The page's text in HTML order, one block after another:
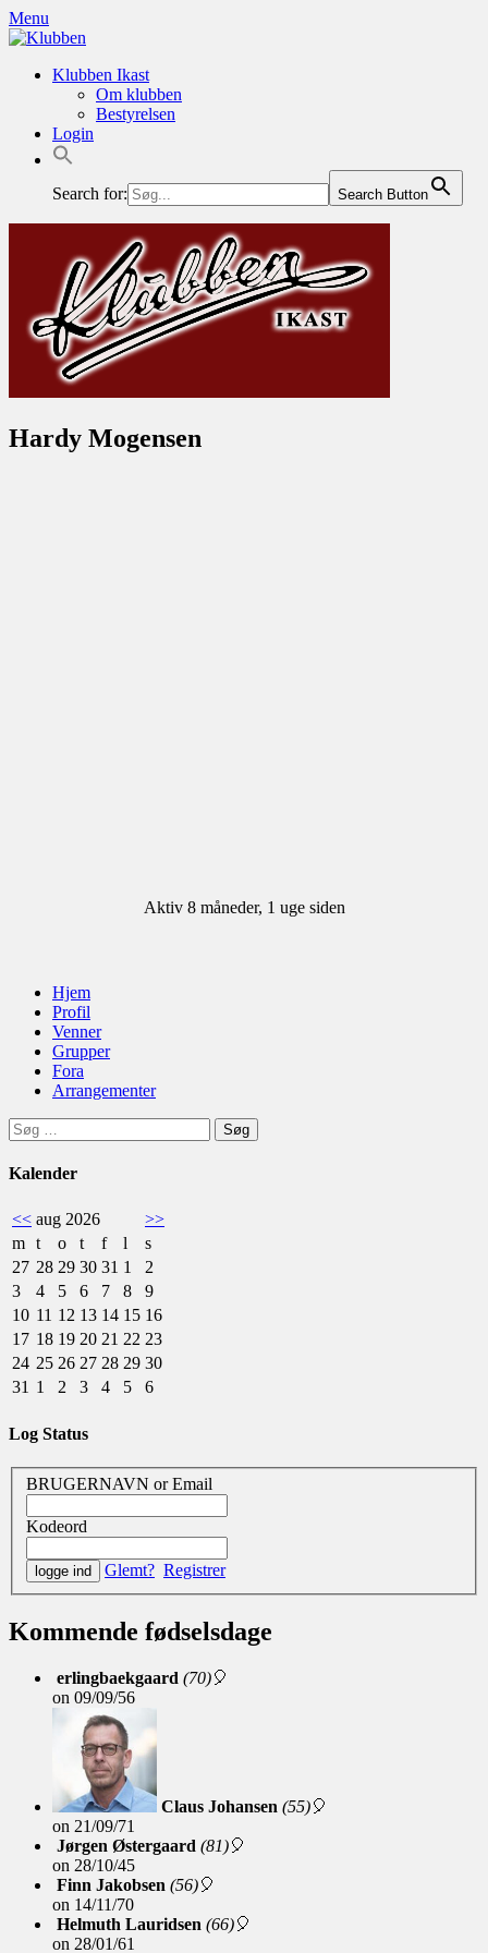
Skip
to
Skip
to
Menu
Klubben Ikast
Om klubben
Bestyrelsen
Login
Search for: Search Button
Hardy Mogensen
Aktiv 8 måneder, 1 uge siden
Hjem
Profil
Venner
Grupper
Fora
Arrangementer
Søg
efter:
Kalender
<< aug 2026
>>
m t o t f l
s
27 28 29 30 31 1
2
3
4 5 6 7 8
9
10 11 12 13 14 15 16
17 18 19 20 21 22 23
24 25 26 27 28 29 30
31 1 2 3 4 5 6
Log Status
BRUGERNAVN or Email
Kodeord
Glemt? Registrer
Kommende fødselsdage
erlingbaekgaard (70)🎈
on 09/09/56
Claus Johansen (55)🎈
on 21/09/71
Jørgen Østergaard (81)🎈
on 28/10/45
Finn Jakobsen (56)🎈
on 14/11/70
Helmuth Lauridsen (66)🎈
on 28/01/61